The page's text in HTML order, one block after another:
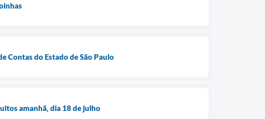
Contas do Estado de São Paulo
amanhã, dia 18 de julho